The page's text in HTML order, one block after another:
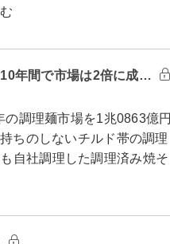
年間で市場は2倍に成…
調理麺市場を1兆0863億円
ちのしないチルド帯の調理
自社調理した調理済み焼そ